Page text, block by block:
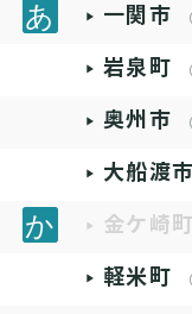
一関市
岩泉町
奥州市
大船渡市
金ケ崎町
軽米町